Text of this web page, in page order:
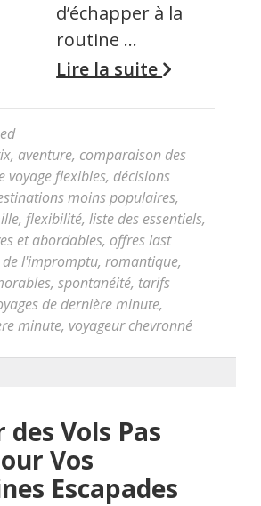
d’échapper à la
routine …
Lire la suite
, aventure, comparaison des
voyage flexibles, décisions
moins populaires,
, flexibilité, liste des essentiels,
et abordables, offres last
l'impromptu, romantique,
, spontanéité, tarifs
de dernière minute,
minute, voyageur chevronné
Vols Pas
Vos
Escapades